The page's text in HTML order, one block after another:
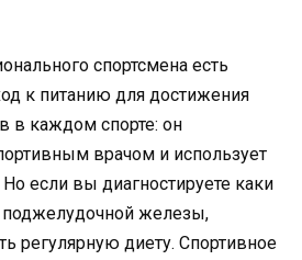
спортсмена есть
к питанию для достижения
в каждом спорте: он
врачом и использует
если вы диагностируете каки
поджелудочной железы,
регулярную диету. Спортивное